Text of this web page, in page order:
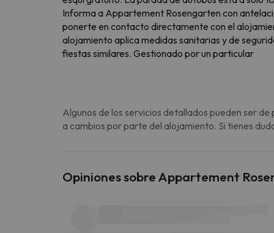
Informa a Appartement Rosengarten con
ponerte en contacto directamente con el
alojamiento aplica medidas sanitarias y de
fiestas similares. Gestionado por un particular
Algunos de los servicios detallados pueden ser
a cambios por parte del alojamiento. Si tienes
Opiniones sobre Appartement